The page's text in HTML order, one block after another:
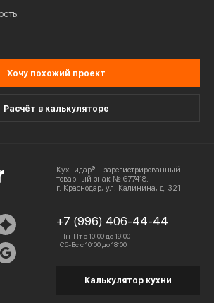
Хочу похожий проект
Расчёт в калькуляторе
Кухнидар® - зарегистрированный
товарный знак № 677418.
г. Краснодар, ул. Калинина, д. 321
+7 (996) 406-44-44
Пн-Пт с 10:00 до 19:00
Сб-Вс с 10:00 до 18:00
Калькулятор кухни